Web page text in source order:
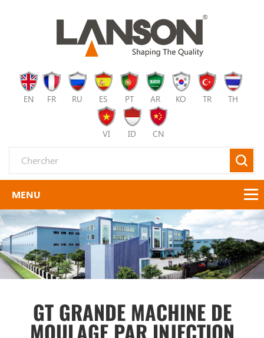
EN FR RU ES PT AR KO TR TH
VI ID CN
GT GRANDE MACHINE DE
MOULAGE PAR INJECTION